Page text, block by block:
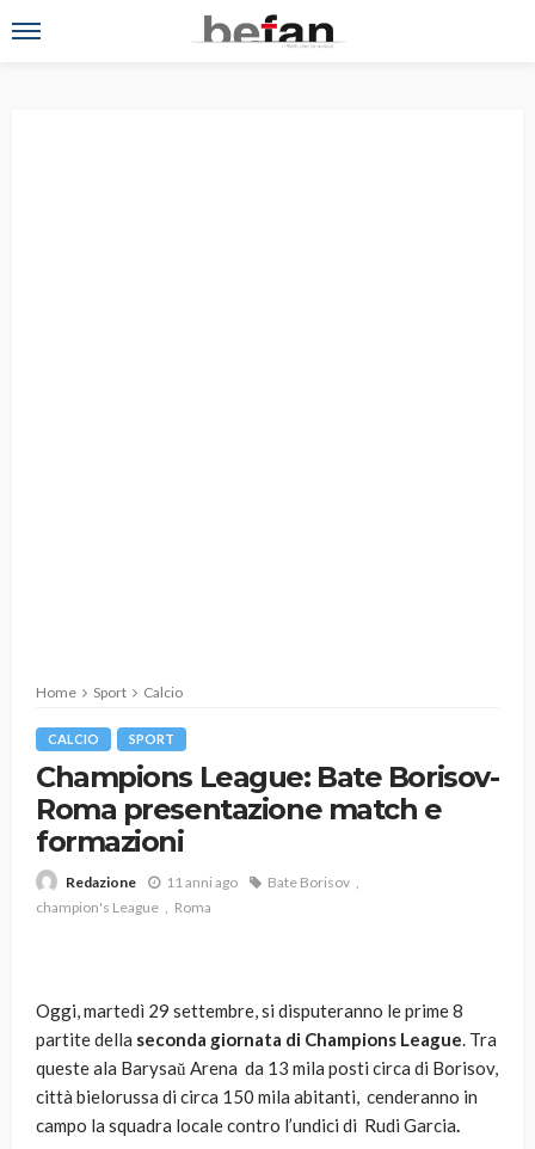
Home Sport Calcio
CALCIO SPORT
Champions League: Bate Borisov-
Roma presentazione match e
formazioni
Redazione 11 anni ago
Bate Borisov
champion's League
Roma
Oggi, martedì 29 settembre, si disputeranno le prime 8
partite della seconda giornata di Champions League. Tra
queste ala Barysaŭ Arena da 13 mila posti circa di Borisov,
città bielorussa di circa 150 mila abitanti, cenderanno in
campo la squadra locale contro l’undici di Rudi Garcia.